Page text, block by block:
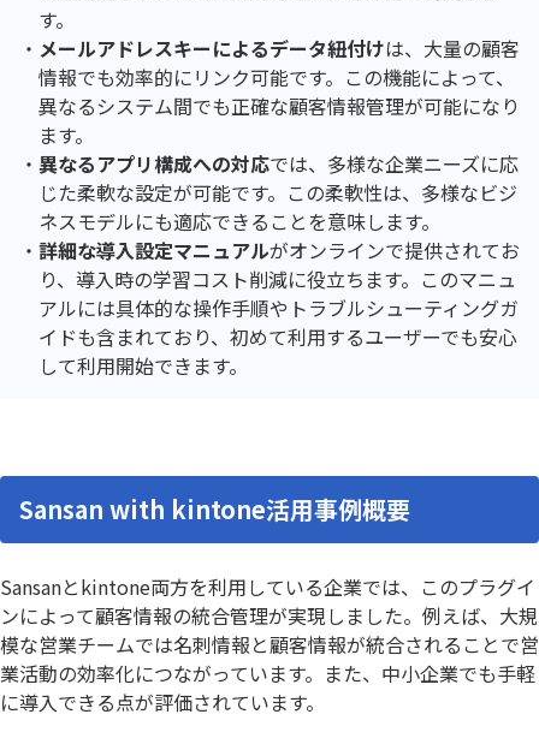
す。
メールアドレスキーによるデータ紐付けは、大量の顧客
情報でも効率的にリンク可能です。この機能によって、
異なるシステム間でも正確な顧客情報管理が可能になり
ます。
異なるアプリ構成への対応では、多様な企業ニーズに応
じた柔軟な設定が可能です。この柔軟性は、多様なビジ
ネスモデルにも適応できることを意味します。
詳細な導入設定マニュアルがオンラインで提供されてお
り、導入時の学習コスト削減に役立ちます。このマニュ
アルには具体的な操作手順やトラブルシューティングガ
イドも含まれており、初めて利用するユーザーでも安心
して利用開始できます。
Sansan with kintone活用事例概要
Sansanとkintone両方を利用している企業では、このプラグイ
ンによって顧客情報の統合管理が実現しました。例えば、大規
模な営業チームでは名刺情報と顧客情報が統合されることで営
業活動の効率化につながっています。また、中小企業でも手軽
に導入できる点が評価されています。